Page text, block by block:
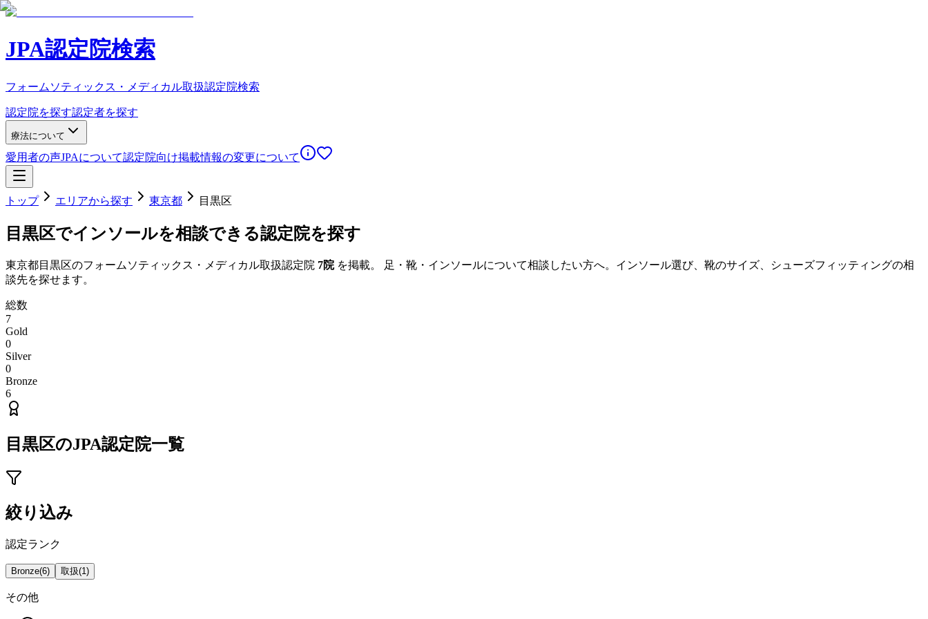
JPA認定院検索
フォームソティックス・メディカル取扱認定院検索
認定院を探す認定者を探す
療法について
愛用者の声JPAについて認定院向け掲載情報の変更について
トップ エリアから探す 東京都 目黒区
目黒区でインソールを相談できる認定院を探す
東京都目黒区のフォームソティックス・メディカル取扱認定院 7院を掲載。 足・靴・インソールについて相談したい方へ。インソール選び、靴のサイズ、シューズフィッティングの相
談先を探せます。
総数
7
Gold
0
Silver
0
Bronze
6
目黒区のJPA認定院一覧
絞り込み
認定ランク
Bronze(6) 取扱(1)
その他